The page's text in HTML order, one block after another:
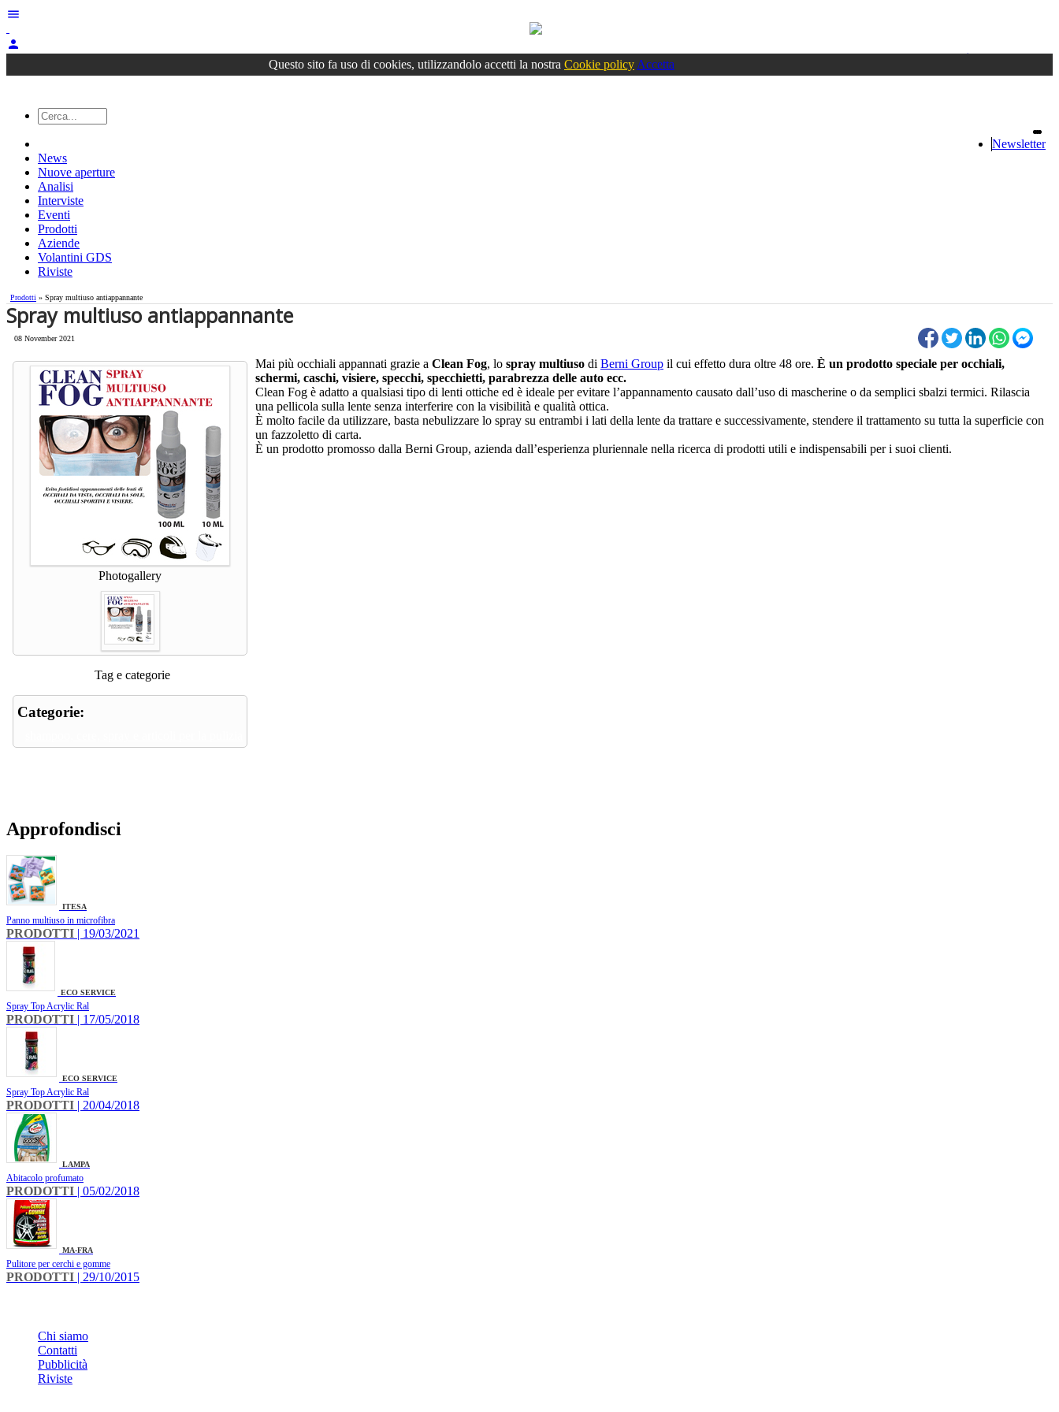
menu
person
Accedioppure registrati
Questo sito fa uso di cookies, utilizzandolo accetti la nostra Cookie policy Accetta
Newsletter
News
Nuove aperture
Analisi
Interviste
Eventi
Prodotti
Aziende
Volantini GDS
Riviste
Prodotti » Spray multiuso antiappannante
Spray multiuso antiappannante
08 November 2021
Photogallery
Tag e categorie
Categorie:
Mai più occhiali appannati grazie a Clean Fog, lo spray multiuso di Berni Group il cui effetto dura oltre 48 ore. È un prodotto speciale per occhiali,
schermi, caschi, visiere, specchi, specchietti, parabrezza delle auto ecc.
Clean Fog è adatto a qualsiasi tipo di lenti ottiche ed è ideale per evitare l’appannamento causato dall’uso di mascherine o da semplici sbalzi termici. Rilascia
una pellicola sulla lente senza interferire con la visibilità e qualità ottica.
È molto facile da utilizzare, basta nebulizzare lo spray su entrambi i lati della lente da trattare e successivamente, stendere il trattamento su tutta la superficie con
un fazzoletto di carta.
È un prodotto promosso dalla Berni Group, azienda dall’esperienza pluriennale nella ricerca di prodotti utili e indispensabili per i suoi clienti.
Approfondisci
ITESA
Panno multiuso in microfibra
PRODOTTI | 19/03/2021
ECO SERVICE
Spray Top Acrylic Ral
PRODOTTI | 17/05/2018
ECO SERVICE
Spray Top Acrylic Ral
PRODOTTI | 20/04/2018
LAMPA
Abitacolo profumato
PRODOTTI | 05/02/2018
MA-FRA
Pulitore per cerchi e gomme
PRODOTTI | 29/10/2015
Chi siamo
Contatti
Pubblicità
Riviste